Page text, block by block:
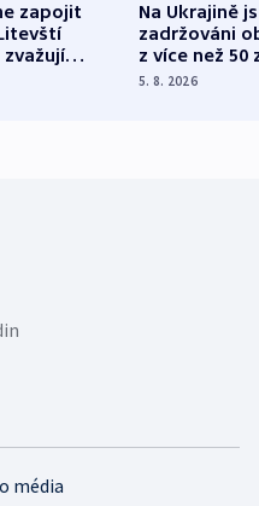
zapojit
o
Na Ukrajině
zadržováni
z více než 50
Bojovali na
5. 8. 2026
média